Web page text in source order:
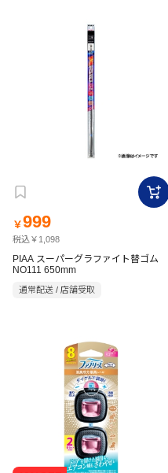
￥999
税込￥1,098
PIAA スーパーグラファイト替ゴム
NO111 650mm
通常配送 / 店舗受取